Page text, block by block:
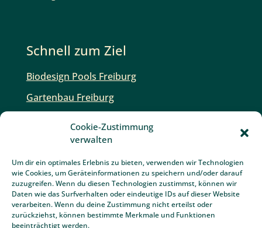
Cookie-Zustimmung
verwalten
Um dir ein optimales Erlebnis zu bieten, verwenden wir Technologien
wie Cookies, um Geräteinformationen zu speichern und/oder darauf
zuzugreifen. Wenn du diesen Technologien zustimmst, können wir
Daten wie das Surfverhalten oder eindeutige IDs auf dieser Website
verarbeiten. Wenn du deine Zustimmung nicht erteilst oder
zurückziehst, können bestimmte Merkmale und Funktionen
beeinträchtigt werden.
Schnell zum Ziel
Biodesign Pools Freiburg
Gartenbau Freiburg
Gartenplanung Freiburg
Schwimmbadbau Freiburg
Unopiù Gartenmöbel Freiburg
Gartentipps